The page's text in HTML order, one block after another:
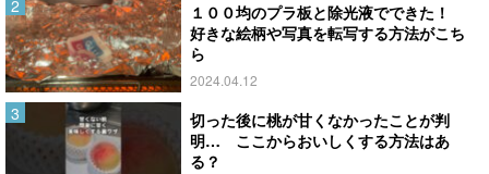
１００均のプラ板と除光液でできた！
好きな絵柄や写真を転写する方法がこち
ら
2024.04.12
切った後に桃が甘くなかったことが判
明… ここからおいしくする方法はあ
る？